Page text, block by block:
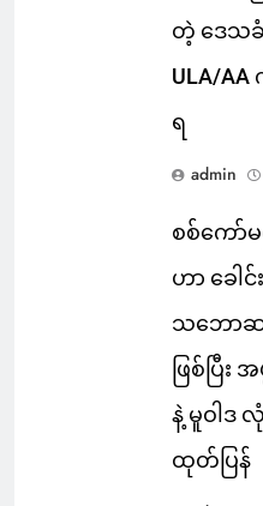
တဲ့ ဒေသခံ
ULA/
ရ
admin
စစ်ကော်မ
ဟာ ခေါ
သဘောဆ
ဖြစ်ပြီ
နဲ့ မူဝါဒ
ထုတ်ပြန်